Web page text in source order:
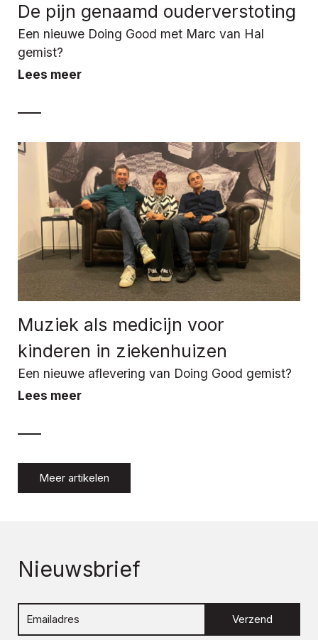
De pijn genaamd ouderverstoting
Een nieuwe Doing Good met Marc van Hal
gemist?
Lees meer
Muziek als medicijn voor
kinderen in ziekenhuizen
Een nieuwe aflevering van Doing Good gemist?
Lees meer
Meer artikelen
Nieuwsbrief
Verzend